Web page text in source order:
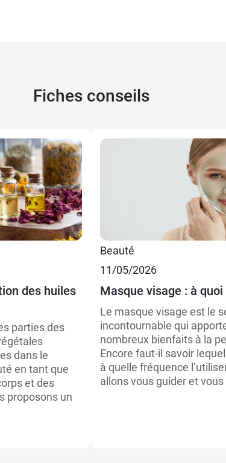
Fiches conseils
des huiles
parties des
dans le
en tant que
et des
proposons un
Beauté
11/05/2026
Masque visage : à
Le masque visage est le
incontournable qui
nombreux bienfaits à la
Encore faut-il savoir
à quelle fréquence
allons vous guider et